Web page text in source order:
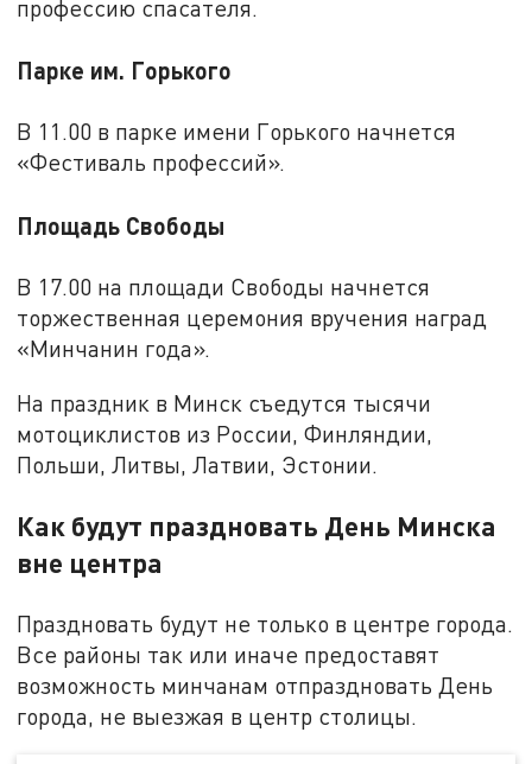
профессию спасателя.
Парке им. Горького
В 11.00 в парке имени Горького начнется
«Фестиваль профессий».
Площадь Свободы
В 17.00 на площади Свободы начнется
торжественная церемония вручения наград
«Минчанин года».
На праздник в Минск съедутся тысячи
мотоциклистов из России, Финляндии,
Польши, Литвы, Латвии, Эстонии.
Как будут праздновать День Минска
вне центра
Праздновать будут не только в центре города.
Все районы так или иначе предоставят
возможность минчанам отпраздновать День
города, не выезжая в центр столицы.